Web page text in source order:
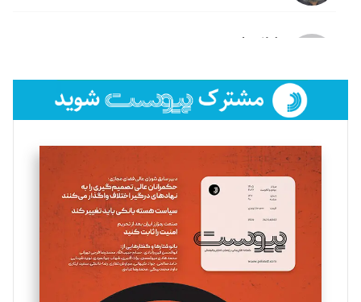
لیلا حنارود
فائزه فتحی رستمی
تحریریه
سروش کرمیان
تحریریه
مینا پاکدل